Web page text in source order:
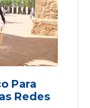
Para
Redes